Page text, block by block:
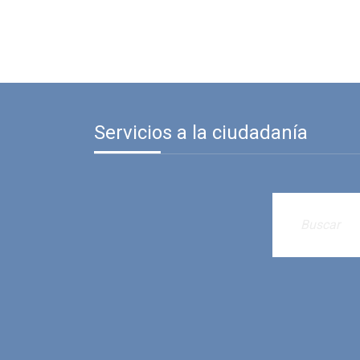
Servicios a la ciudadanía